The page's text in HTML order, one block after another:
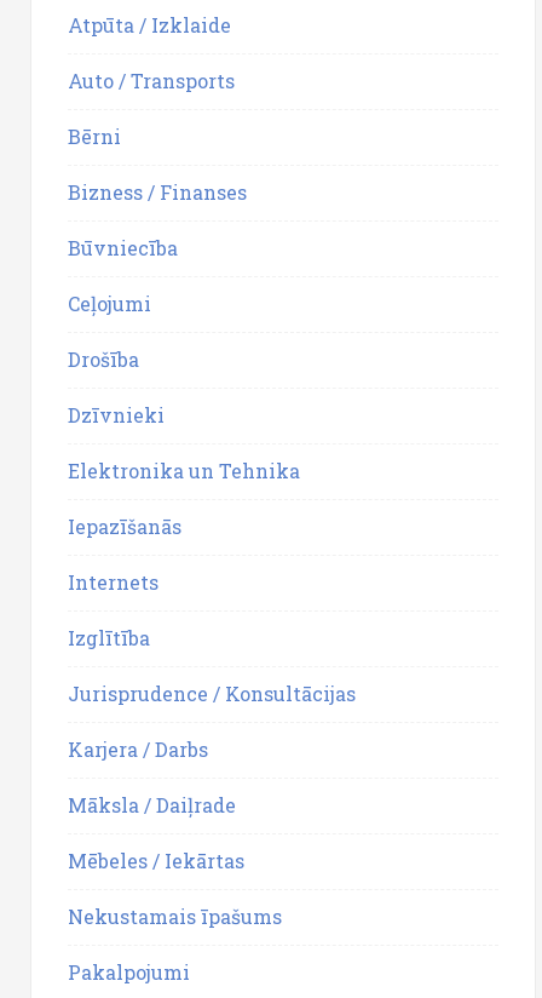
Atpūta / Izklaide
Auto / Transports
Bērni
Bizness / Finanses
Būvniecība
Ceļojumi
Drošība
Dzīvnieki
Elektronika un Tehnika
Iepazīšanās
Internets
Izglītība
Jurisprudence / Konsultācijas
Karjera / Darbs
Māksla / Daiļrade
Mēbeles / Iekārtas
Nekustamais īpašums
Pakalpojumi